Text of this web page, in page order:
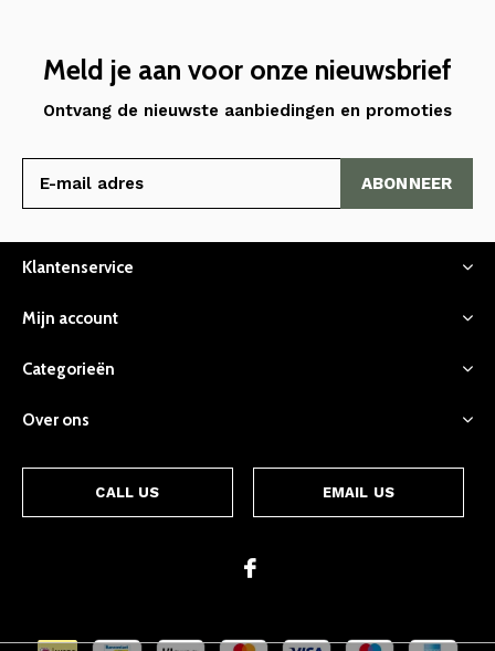
Meld je aan voor onze nieuwsbrief
Ontvang de nieuwste aanbiedingen en promoties
ABONNEER
Klantenservice
Mijn account
Categorieën
Over ons
CALL US EMAIL US